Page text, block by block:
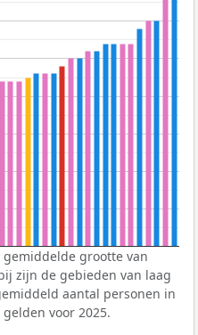
grootte van
zijn de gebieden van laag
aantal personen in
voor 2025.